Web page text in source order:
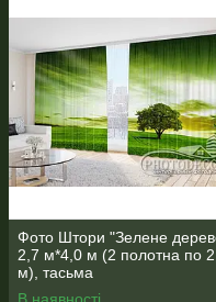
Фото Штори "Зелене
2,7 м*4,0 м (2 полотна по
м), тасьма